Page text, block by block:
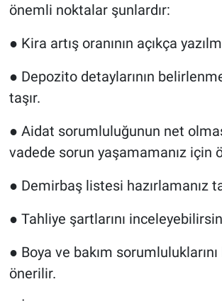
önemli noktalar şunlardır:
● Kira artış oranının açıkça
● Depozito detaylarının
taşır.
● Aidat sorumluluğunun net
vadede sorun yaşamamanız için
● Demirbaş listesi hazırlamanız
● Tahliye şartlarını
● Boya ve bakım
önerilir.